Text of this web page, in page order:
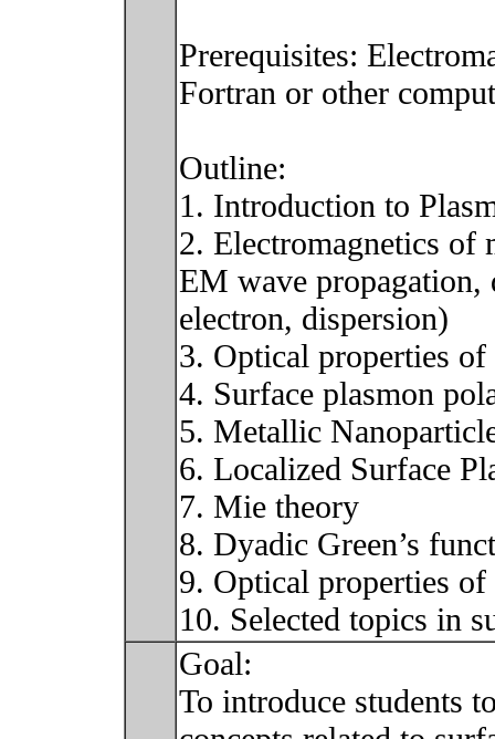
Prerequisites:
Fortran or other
Outline:
1. Introduction to
2. Electromagnetics of
EM wave
electron, dispersion)
3. Optical properties of
4. Surface plasmon
5. Metallic
6. Localized Surface
7. Mie theory
8. Dyadic Green’s
9. Optical properties
10. Selected topics in
Goal:
To introduce students